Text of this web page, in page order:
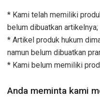
* Kami telah memiliki
belum dibuatkan artikelnya;
* Artikel produk hukum
namun belum dibuatkan
* Kami belum memiliki
Anda meminta kami